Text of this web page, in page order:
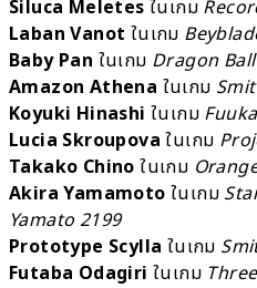
Siluca Meletes ในเกม
Laban Vanot ในเกม
Baby Pan ในเกม Dragon
Amazon Athena ในเกม
Koyuki Hinashi ในเกม Fuuka
Lucia Skroupova ในเกม
Takako Chino ในเกม
Akira Yamamoto ในเกม
Yamato 2199
Prototype Scylla ในเกม
Futaba Odagiri ในเกม